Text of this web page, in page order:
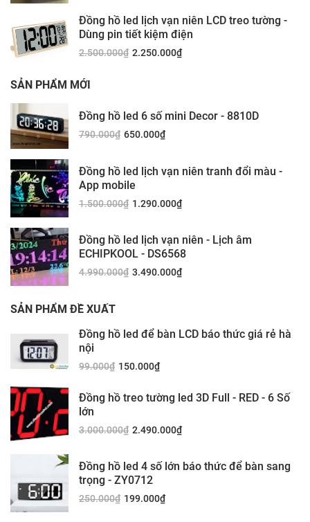
Đồng hồ led lịch vạn niên LCD treo tường -
Dùng pin tiết kiệm điện
2.500.000₫ 2.250.000₫
SẢN PHẨM MỚI
Đồng hồ led 6 số mini Decor - 8810D
790.000₫ 650.000₫
Đồng hồ led lịch vạn niên tranh đổi màu -
App mobile
1.500.000₫ 1.290.000₫
Đồng hồ led lịch vạn niên - Lịch âm
ECHIPKOOL - DS6568
4.990.000₫ 3.490.000₫
SẢN PHẨM ĐỀ XUẤT
Đồng hồ led để bàn LCD báo thức giá rẻ hà
nội
99.000₫ 150.000₫
Đồng hồ treo tường led 3D Full - RED - 6 Số
lớn
3.000.000₫ 2.490.000₫
Đồng hồ led 4 số lớn báo thức để bàn sang
trọng - ZY0712
250.000₫ 199.000₫